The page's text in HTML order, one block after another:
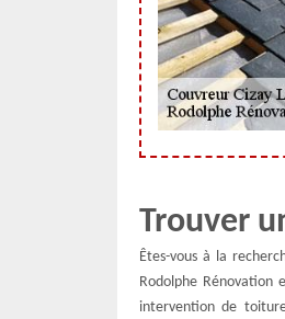
Trouver
Êtes-vous à la
Rodolphe
intervention de